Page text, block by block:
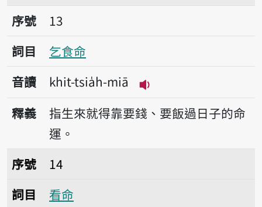
序號13乞食命
序號
13
詞目
乞食命
音讀
khit-tsia̍h-miā
播放音讀khit-tsia̍h-
釋義
指生來就得靠要錢、要飯過日子的命
運。
序號14看命
序號
14
詞目
看命